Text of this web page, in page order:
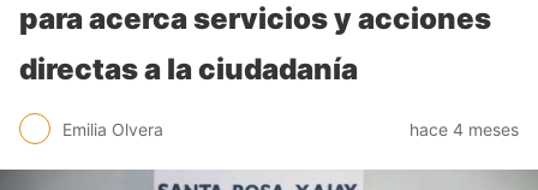
para acerca servicios y acciones
directas a la ciudadanía
Emilia Olvera hace 4 meses